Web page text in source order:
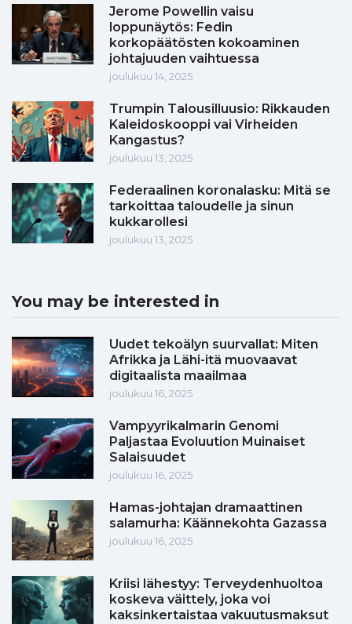
Jerome Powellin vaisu
loppunäytös: Fedin
korkopäätösten kokoaminen
johtajuuden vaihtuessa
joulukuu 14, 2025
Trumpin Talousilluusio: Rikkauden
Kaleidoskooppi vai Virheiden
Kangastus?
joulukuu 13, 2025
Federaalinen koronalasku: Mitä se
tarkoittaa taloudelle ja sinun
kukkarollesi
joulukuu 13, 2025
You may be interested in
Uudet tekoälyn suurvallat: Miten
Afrikka ja Lähi-itä muovaavat
digitaalista maailmaa
joulukuu 16, 2025
Vampyyrikalmarin Genomi
Paljastaa Evoluution Muinaiset
Salaisuudet
joulukuu 16, 2025
Hamas-johtajan dramaattinen
salamurha: Käännekohta Gazassa
joulukuu 16, 2025
Kriisi lähestyy: Terveydenhuoltoa
koskeva väittely, joka voi
kaksinkertaistaa vakuutusmaksut